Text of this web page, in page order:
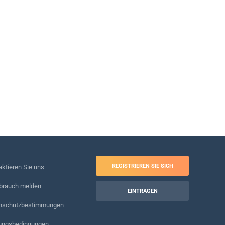
Sie uns
melden
REGISTRIEREN SIE SICH
EINTRAGEN